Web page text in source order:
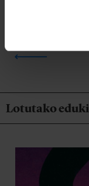
Lotutako